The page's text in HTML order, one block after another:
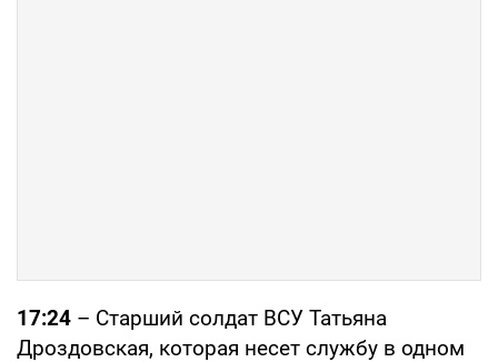
17:24 – Старший солдат ВСУ Татьяна
Дроздовская, которая несет службу в одном